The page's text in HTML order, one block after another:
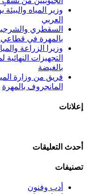
وزير المياه
العربي
السقطري
بالمهرة في قطاعي
وزيرا الزراعة
التجهيزات
بالغيضة
فريق من وزارة
المانجروف بالمهرة
إعلانات
أحدث التعليقات
تصنيفات
أدب وفنون